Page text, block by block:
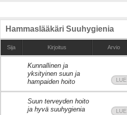
Hammaslääkäri Suuhygienia
Sija Kirjoitus Arvio
Kunnallinen ja
yksityinen suun ja
hampaiden hoito
LUE
Suun terveyden hoito
ja hyvä suuhygienia
LUE